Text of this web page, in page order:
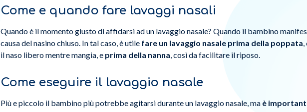
Come e quando fare lavaggi nasali
Quando è il momento giusto di affidarsi ad un lavaggio nasale? Quando il bambino
causa del nasino chiuso. In tal caso, è utile fare un lavaggio nasale prima della poppata
il naso libero mentre mangia, e prima della nanna, così da facilitare il riposo.
Come eseguire il lavaggio nasale
Più e piccolo il bambino più potrebbe agitarsi durante un lavaggio nasale, ma è